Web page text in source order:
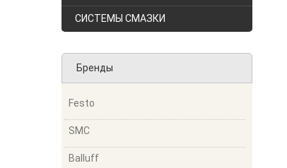
СИСТЕМЫ СМАЗКИ
Бренды
Festo
SMC
Balluff